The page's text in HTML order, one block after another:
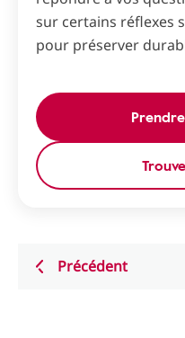
sur certains réflexes
pour préserver
Précédent